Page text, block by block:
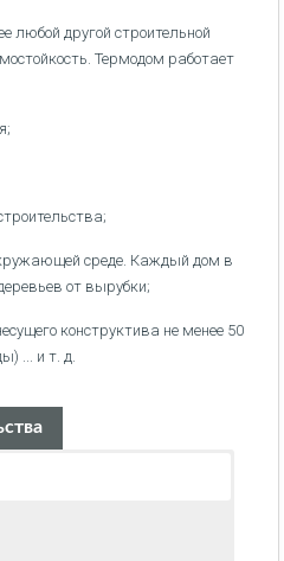
любой другой строительной
Термодом работает
среде. Каждый дом в
от вырубки;
конструктива не менее 50
... и т. д.